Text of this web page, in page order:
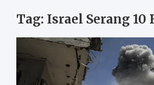
Tag: Israel Serang 10